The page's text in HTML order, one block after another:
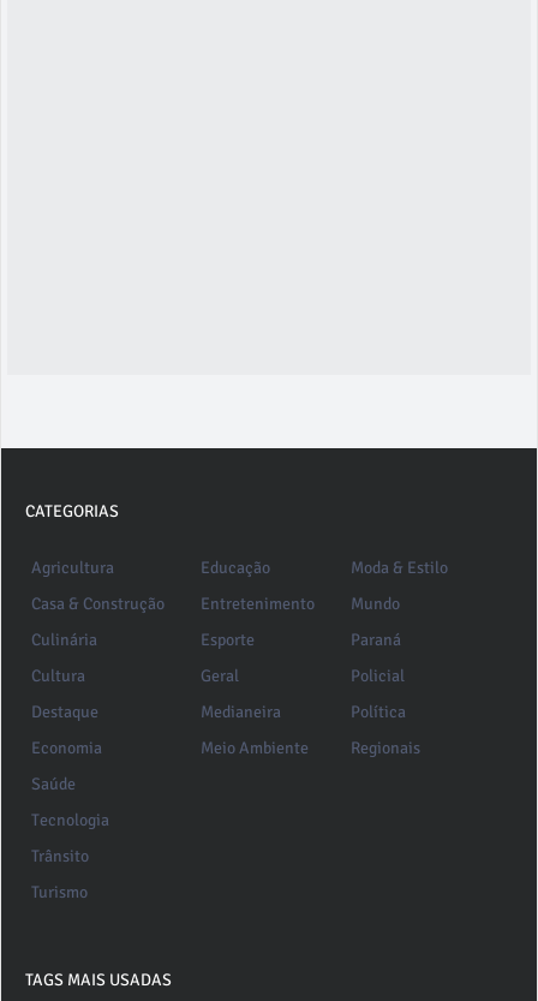
CATEGORIAS
Agricultura
Casa & Construção
Culinária
Cultura
Destaque
Economia
Educação
Entretenimento
Esporte
Geral
Medianeira
Meio Ambiente
Moda & Estilo
Mundo
Paraná
Policial
Política
Regionais
Saúde
Tecnologia
Trânsito
Turismo
TAGS MAIS USADAS